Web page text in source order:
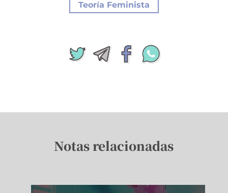
Teoría Feminista
Notas relacionadas